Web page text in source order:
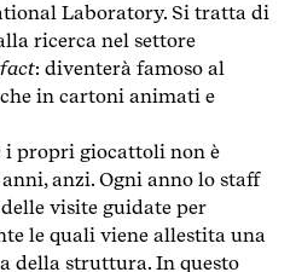
Laboratory. Si tratta di
ricerca nel settore
: diventerà famoso al
in cartoni animati e
i propri giocattoli non è
anzi. Ogni anno lo staff
visite guidate per
le quali viene allestita una
della struttura. In questo